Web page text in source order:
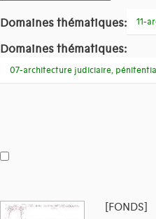
Domaines thématiques: 11-
Domaines thématiques:
07-architecture judiciaire,
[FONDS]